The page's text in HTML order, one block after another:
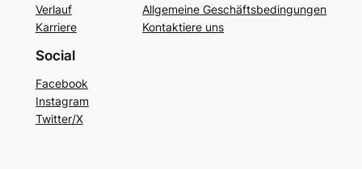
Verlauf
Karriere
Allgemeine Geschäftsbedingungen
Kontaktiere uns
Social
Facebook
Instagram
Twitter/X